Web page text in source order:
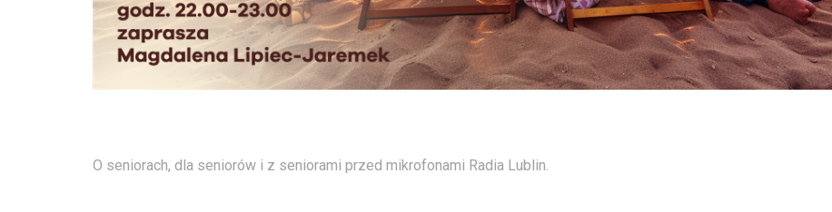
O seniorach, dla seniorów i z seniorami przed mikrofonami Radia Lublin.